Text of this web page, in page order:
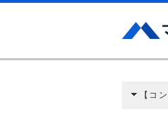
【コ